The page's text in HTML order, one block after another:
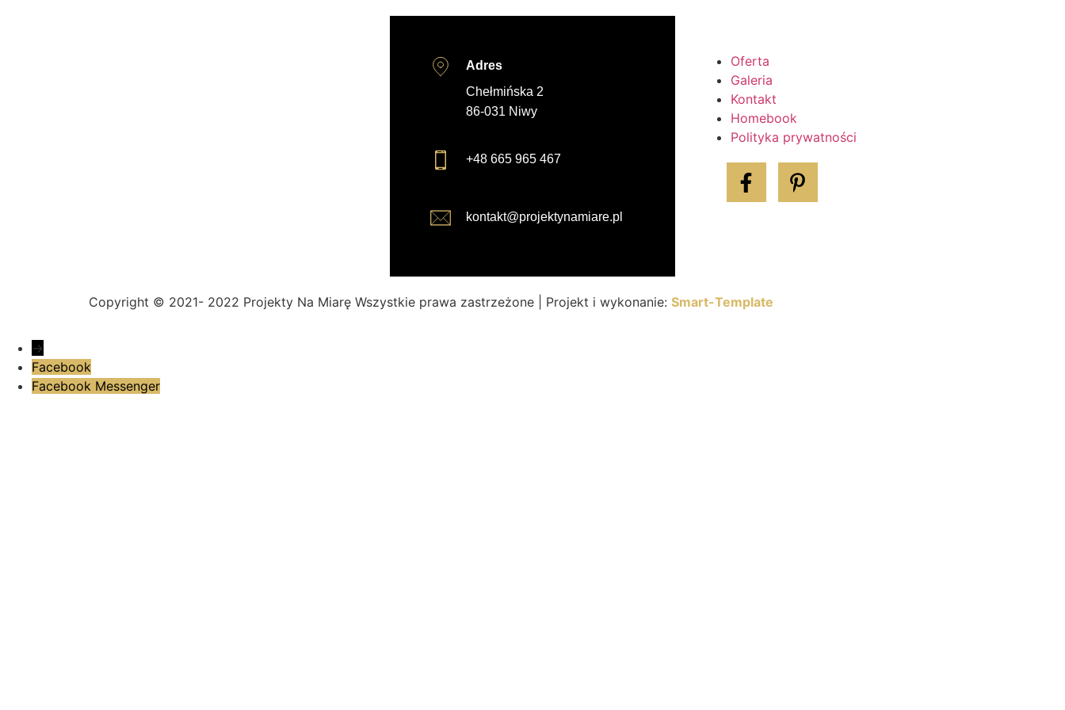
Adres
Chełmińska 2
86-031 Niwy
+48 665 965 467
kontakt@projektynamiare.pl
Oferta
Galeria
Kontakt
Homebook
Polityka prywatności
Copyright © 2021- 2022 Projekty Na Miarę Wszystkie prawa zastrzeżone | Projekt i wykonanie: Smart-Template
→
Facebook
Facebook Messenger